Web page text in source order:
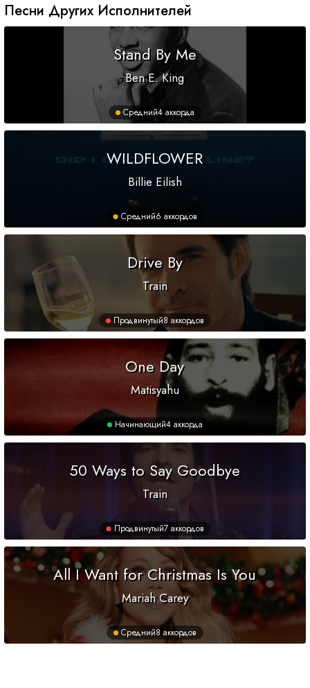
Песни Других Исполнителей
Stand By Me
Ben E. King
Средний4 аккорда
WILDFLOWER
Billie Eilish
Средний6 аккордов
Drive By
Train
Продвинутый8 аккордов
One Day
Matisyahu
Начинающий4 аккорда
50 Ways to Say Goodbye
Train
Продвинутый7 аккордов
All I Want for Christmas Is You
Mariah Carey
Средний8 аккордов